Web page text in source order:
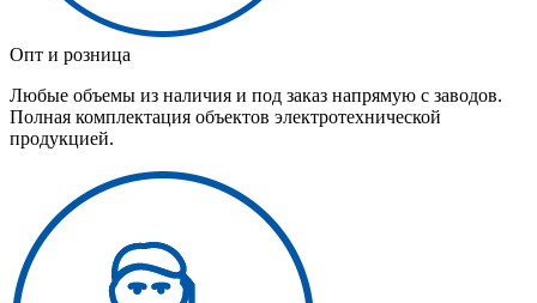
Опт и розница
Любые объемы из наличия и под заказ напрямую с заводов.
Полная комплектация объектов электротехнической
продукцией.